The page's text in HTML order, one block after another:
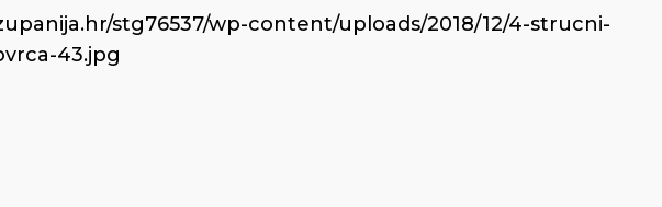
stg76537/wp-content/uploads/2018/12/4-strucni-
43.jpg